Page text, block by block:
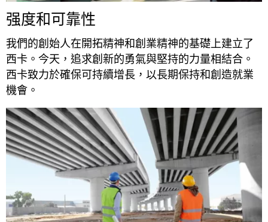
强度和可靠性
我們的創始人在開拓精神和創業精神的基礎上建立了
西卡。今天，追求創新的勇氣與堅持的力量相結合。
西卡致力於確保可持續增長，以長期保持和創造就業
機會。